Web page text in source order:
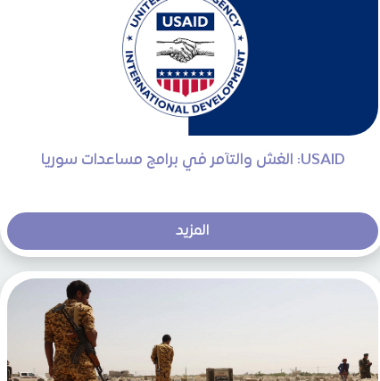
USAID: الغش والتآمر في برامج مساعدات سوريا
المزيد